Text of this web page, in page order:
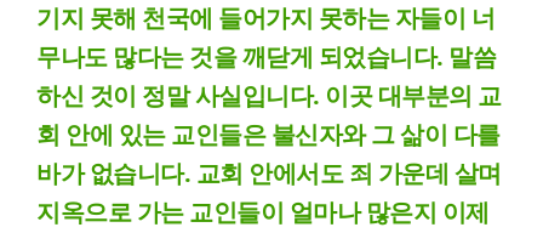
기지 못해 천국에 들어가지 못하는 자들이 너
무나도 많다는 것을 깨닫게 되었습니다. 말씀
하신 것이 정말 사실입니다. 이곳 대부분의 교
회 안에 있는 교인들은 불신자와 그 삶이 다를
바가 없습니다. 교회 안에서도 죄 가운데 살며
지옥으로 가는 교인들이 얼마나 많은지 이제